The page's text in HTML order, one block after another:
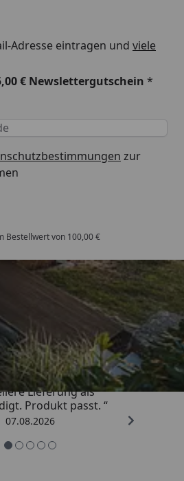
Adresse eintragen und viele
€ Newslettergutschein *
zur
Bestellwert von 100,00 €
Shops
4,81/ 5
Lieferung als
Produkt passt. “
07.08.2026